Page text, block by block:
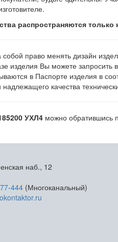
распространяются
собой право менять дизайн
изделия Вы можете
в Паспорте изделия в
качества
УХЛ4 можно обратившись
наб., 12
444 (Многоканальный)